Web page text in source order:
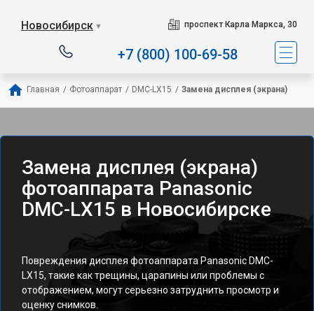
Новосибирск ▼ проспект Карла Маркса, 30
+7 (800) 100-69-58
Главная / Фотоаппарат / DMC-LX15 / Замена дисплея (экрана)
Замена дисплея (экрана)
фотоаппарата Panasonic
DMC-LX15 в Новосибирске
Повреждения дисплея фотоаппарата Panasonic DMC-
LX15, такие как трещины, царапины или проблемы с
отображением, могут серьезно затруднить просмотр и
оценку снимков.